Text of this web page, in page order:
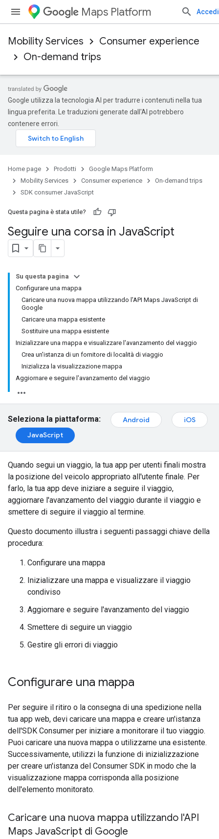
Maps Platform Accedi
Mobility Services
Consumer experience
On-demand trips
Google utilizza la tecnologia AI per tradurre i contenuti nella tua
lingua preferita. Le traduzioni generate dall'AI potrebbero
contenere errori.
Home page Prodotti
Google Maps Platform
Mobility Services
Consumer experience
On-demand trips
SDK consumer JavaScript
Questa pagina è stata utile?
Seguire una corsa in JavaScript
Su questa pagina
Configurare una mappa
Caricare una nuova mappa utilizzando l'API Maps JavaScript di
Google
Caricare una mappa esistente
Sostituire una mappa esistente
Inizializzare una mappa e visualizzare l'avanzamento del viaggio
Crea un'istanza di un fornitore di località di viaggio
Inizializza la visualizzazione mappa
Aggiornare e seguire l'avanzamento del viaggio
Seleziona la piattaforma: Android
iOS
JavaScript
Quando segui un viaggio, la tua app per utenti finali mostra
la posizione del veicolo appropriato all'utente finale. Per
farlo, la tua app deve iniziare a seguire il viaggio,
aggiornare l'avanzamento del viaggio durante il viaggio e
smettere di seguire il viaggio al termine.
Questo documento illustra i seguenti passaggi chiave della
procedura:
Configurare una mappa
Inizializzare una mappa e visualizzare il viaggio
condiviso
Aggiornare e seguire l'avanzamento del viaggio
Smettere di seguire un viaggio
Gestire gli errori di viaggio
Configurare una mappa
Per seguire il ritiro o la consegna di una spedizione nella
tua app web, devi caricare una mappa e creare un'istanza
dell'SDK Consumer per iniziare a monitorare il tuo viaggio.
Puoi caricare una nuova mappa o utilizzarne una esistente.
Successivamente, utilizzi la funzione di inizializzazione
per creare un'istanza del Consumer SDK in modo che la
visualizzazione mappa corrisponda alla posizione
dell'elemento monitorato.
Caricare una nuova mappa utilizzando l'API
Maps JavaScript di Google